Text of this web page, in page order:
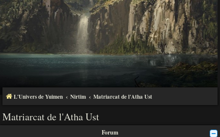
L'Univers de Yuimen Nirtim Matriarcat de l'Atha Ust
Matriarcat de l'Atha Ust
Forum